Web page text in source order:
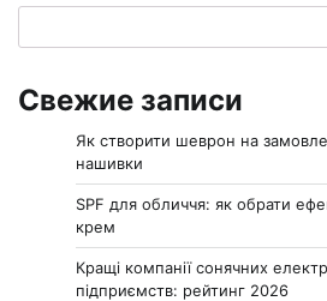
Свежие записи
Як створити шеврон на
нашивки
SPF для обличчя: як обрати
крем
Кращі компанії сонячних
підприємств: рейтинг 2026